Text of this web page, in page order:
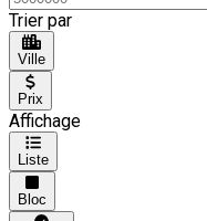
Trier par
Ville
Prix
Affichage
Liste
Bloc